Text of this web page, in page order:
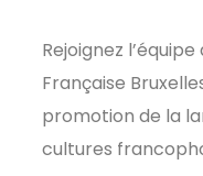
Rejoignez
Française
promotion de la
cultures